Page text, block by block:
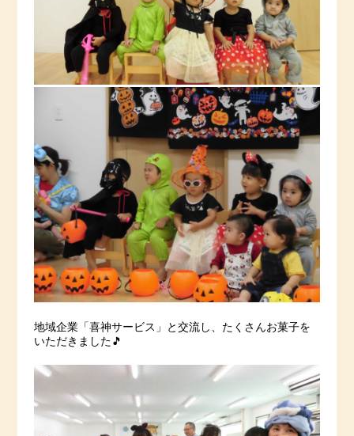
地域企業「喜神サービス」と交流し、たくさんお菓子を
いただきました🎵